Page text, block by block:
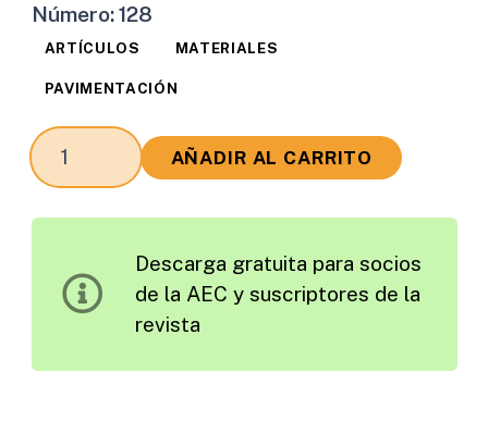
Número:128
ARTÍCULOS MATERIALES
PAVIMENTACIÓN
Emulsiones
de
Tráfico
AÑADIR AL CARRITO
Descarga gratuita para socios
de la AEC y suscriptores de la
revista